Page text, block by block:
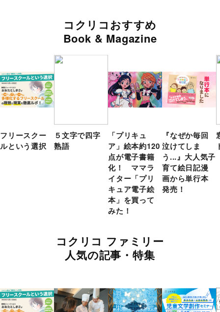
コクリコおすすめ
Book & Magazine
フリースクー
ルという選択
５文字で四字
熟語
「プリキュ
ア」絵本約120
点が電子書籍
化！ ママラ
イター「プリ
キュア電子絵
本」を買って
みた！
『なぜか毎回
泣けてしま
う...』大人気子
育て絵日記漫
画から単行本
発売！
コクリコ ファミリー
人気の記事・特集